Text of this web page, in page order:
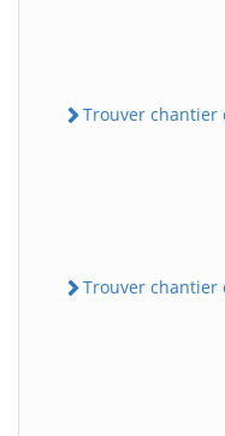
Trouver chantier
Trouver chantier